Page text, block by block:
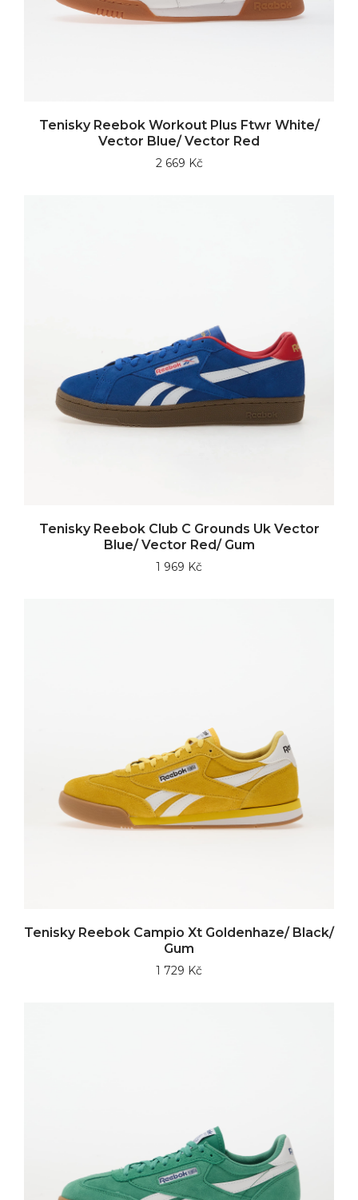
Tenisky Reebok Workout Plus Ftwr White/
Vector Blue/ Vector Red
2 669 Kč
Tenisky Reebok Club C Grounds Uk Vector
Blue/ Vector Red/ Gum
1 969 Kč
Tenisky Reebok Campio Xt Goldenhaze/ Black/
Gum
1 729 Kč